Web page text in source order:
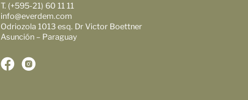
T. (+595-21) 60 11 11
info@everdem.com
Odriozola 1013 esq. Dr Victor Boettner
Asunción – Paraguay